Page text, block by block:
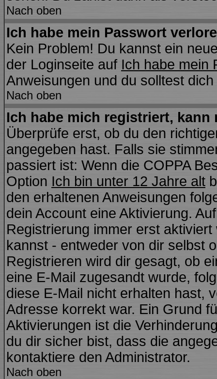
Nach oben
Ich habe mein Passwort
Kein Problem! Du kannst ein
der Loginseite auf Ich habe mein
Anweisungen und du solltest
Nach oben
Ich habe mich registriert,
Überprüfe erst, ob du den
angegeben hast. Falls sie
passiert ist: Wenn die COPPA
Option Ich bin unter 12 Jahre alt
den erhaltenen Anweisungen
dein Account eine Aktivierung.
Registrierung immer erst
kannst - entweder von dir selbst
Registrieren wird dir gesagt, ob
eine E-Mail zugesandt wurde,
diese E-Mail nicht erhalten hast,
Adresse korrekt war. Ein Grund
Aktivierungen ist die
du dir sicher bist, dass die
kontaktiere den Administrator.
Nach oben